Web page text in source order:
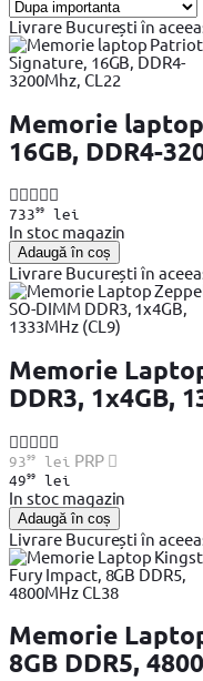
Livrare București în
Memorie
16GB, DDR4-
73399lei
In stoc magazin
Adaugă în coș
Livrare București în
Memorie
DDR3, 1x4GB,
9399lei PRP
4999lei
In stoc magazin
Adaugă în coș
Livrare București în
Memorie
8GB DDR5,